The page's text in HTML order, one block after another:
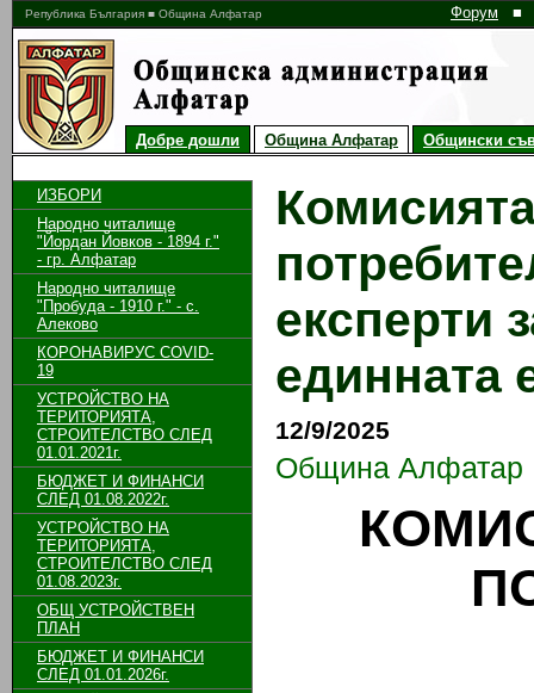
Република България ■ Община Алфатар Форум ■
Добре дошли Община Алфатар Общински
ИЗБОРИ
Народно читалище
"Йордан Йовков - 1894 г."
- гр. Алфатар
Народно читалище
"Пробуда - 1910 г." - с.
Алеково
КОРОНАВИРУС COVID-
19
УСТРОЙСТВО НА
ТЕРИТОРИЯТА,
СТРОИТЕЛСТВО СЛЕД
01.01.2021г.
БЮДЖЕТ И ФИНАНСИ
СЛЕД 01.08.2022г.
УСТРОЙСТВО НА
ТЕРИТОРИЯТА,
СТРОИТЕЛСТВО СЛЕД
01.08.2023г.
ОБЩ УСТРОЙСТВЕН
ПЛАН
БЮДЖЕТ И ФИНАНСИ
СЛЕД 01.01.2026г.
експерти
единната
12/9/2025
Община Алфатар